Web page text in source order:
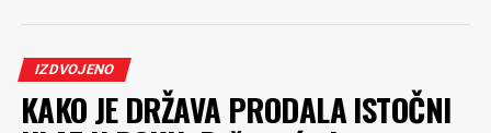
Potpuno zatvaranje mosta na Đurđevića Tari zbog
rekonstrukcije moglo bi ozbiljno pogoditi turističku
privredu tog kraja, upozoravaju lokalni privrednici.
Posebno strahuju za rafting turizam, koji tokom ljeta
IZDVOJENO
KAKO JE DRŽAVA PRODALA ISTOČNI